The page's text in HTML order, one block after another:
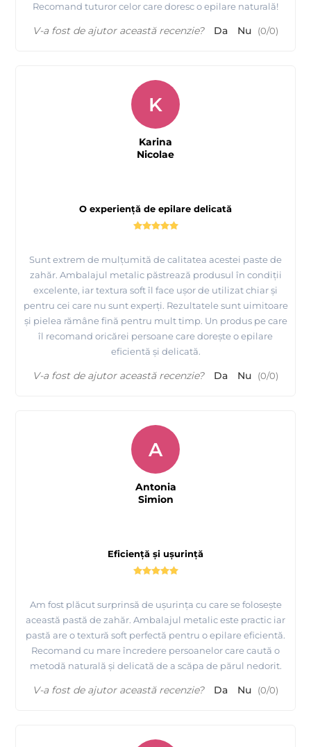
Recomand tuturor celor care doresc o epilare naturală!
V-a fost de ajutor această recenzie? Da Nu (0/0)
O experiență de epilare delicată
Sunt extrem de mulțumită de calitatea acestei paste de
zahăr. Ambalajul metalic păstrează produsul în condiții
excelente, iar textura soft îl face ușor de utilizat chiar și
pentru cei care nu sunt experți. Rezultatele sunt uimitoare
și pielea rămâne fină pentru mult timp. Un produs pe care
îl recomand oricărei persoane care dorește o epilare
eficientă și delicată.
K
Karina
Nicolae
V-a fost de ajutor această recenzie? Da Nu (0/0)
Eficiență și ușurință
Am fost plăcut surprinsă de ușurința cu care se folosește
această pastă de zahăr. Ambalajul metalic este practic iar
pastă are o textură soft perfectă pentru o epilare eficientă.
Recomand cu mare încredere persoanelor care caută o
metodă naturală și delicată de a scăpa de părul nedorit.
A
Antonia
Simion
V-a fost de ajutor această recenzie? Da Nu (0/0)